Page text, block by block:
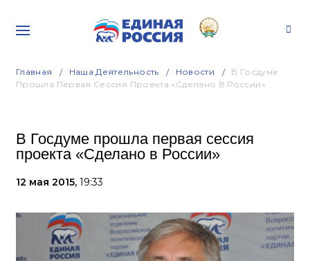
Главная Наша Деятельность Новости
В Госдуме
Прошла Первая Сессия Проекта «Сделано В России»
В Госдуме прошла первая сессия
проекта «Сделано в России»
12 мая 2015, 19:33